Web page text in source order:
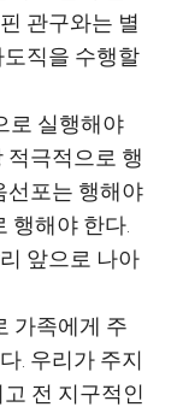
관구와는 별
직을 수행할
로 실행해야
적극적으로 행
선포는 행해야
행해야 한다.
앞으로 나아
가족에게 주
. 우리가 주지
전 지구적인